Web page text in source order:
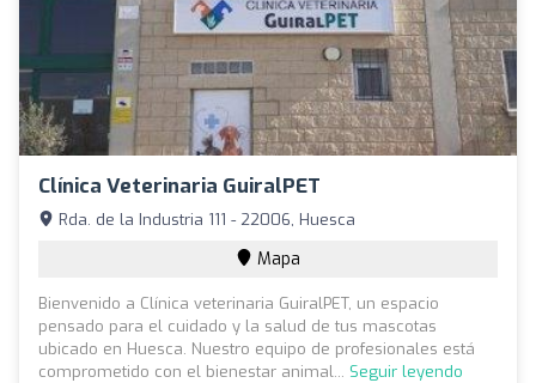
Clínica Veterinaria GuiralPET
Rda. de la Industria 111 - 22006, Huesca
Mapa
Bienvenido a Clínica veterinaria GuiralPET, un espacio
pensado para el cuidado y la salud de tus mascotas
ubicado en Huesca. Nuestro equipo de profesionales está
comprometido con el bienestar animal... Seguir leyendo